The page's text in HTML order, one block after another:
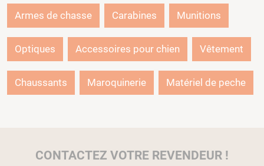
Armes de chasse Carabines Munitions
Optiques Accessoires pour chien Vêtement
Chaussants Maroquinerie Matériel de peche
CONTACTEZ VOTRE REVENDEUR !